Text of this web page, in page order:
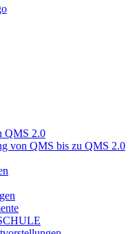
QMS 2.0
von QMS bis zu QMS 2.0